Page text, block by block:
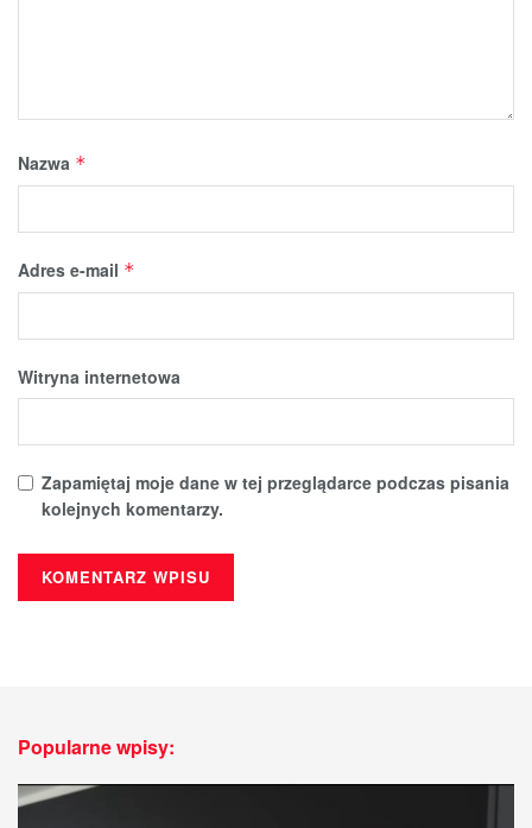
Nazwa *
Adres e-mail *
Witryna internetowa
Zapamiętaj moje dane w tej przeglądarce podczas pisania
kolejnych komentarzy.
Popularne wpisy: